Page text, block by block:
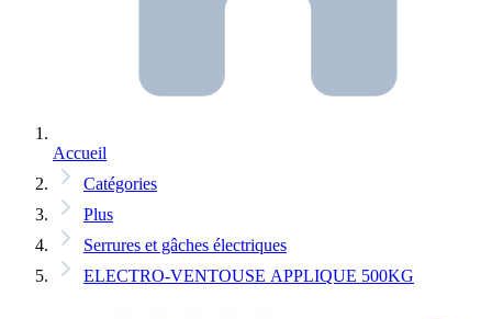
Accueil
Catégories
Plus
Serrures et gâches électriques
ELECTRO-VENTOUSE APPLIQUE 500KG